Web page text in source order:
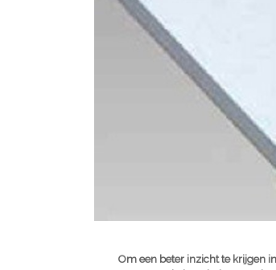
Om een beter inzicht te krijgen